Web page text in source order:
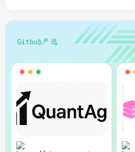
狗子
Github严选